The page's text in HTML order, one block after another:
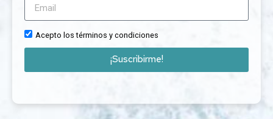
Acepto los términos y condiciones
¡Suscribirme!